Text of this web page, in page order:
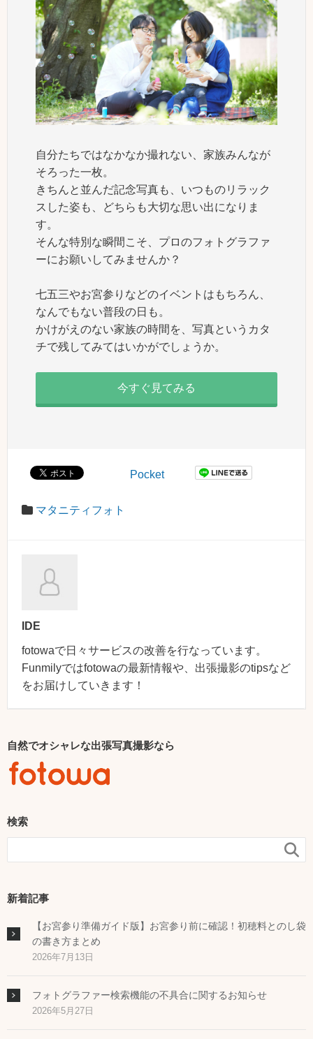
自分たちではなかなか撮れない、家族みんなが
そろった一枚。
きちんと並んだ記念写真も、いつものリラック
スした姿も、どちらも大切な思い出になりま
す。
そんな特別な瞬間こそ、プロのフォトグラファ
ーにお願いしてみませんか？
七五三やお宮参りなどのイベントはもちろん、
なんでもない普段の日も。
かけがえのない家族の時間を、写真というカタ
チで残してみてはいかがでしょうか。
今すぐ見てみる
Pocket
マタニティフォト
IDE
fotowaで日々サービスの改善を行なっています。
Funmilyではfotowaの最新情報や、出張撮影のtipsなど
をお届けしていきます！
自然でオシャレな出張写真撮影なら
検索

新着記事
【お宮参り準備ガイド版】お宮参り前に確認！初穂料とのし袋
の書き方まとめ
2026年7月13日
フォトグラファー検索機能の不具合に関するお知らせ
2026年5月27日